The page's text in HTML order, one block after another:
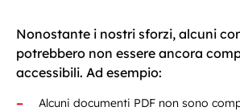
Nonostante i nostri sforzi, alcuni
potrebbero non essere ancora
accessibili. Ad esempio:
Alcuni documenti PDF non sono